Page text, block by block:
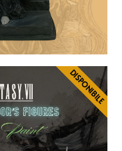
DISPONIBILE